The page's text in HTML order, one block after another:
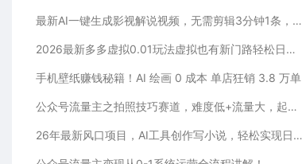
最新AI一键生成影视解说视频，无需剪辑3分钟1条，条条爆款，多平台变现日入2000+
2026最新多多虚拟0.01玩法虚拟也有新门路轻松日入2500!
手机壁纸赚钱秘籍！AI 绘画 0 成本 单店狂销 3.8 万单
公众号流量主之拍照技巧赛道，难度低+流量大，起号第一篇就爆了10w阅读！
26年最新风口项目，AI工具创作写小说，轻松实现日入1000+